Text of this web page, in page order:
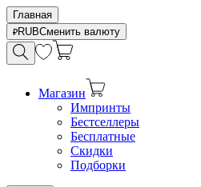
Главная
RUBСменить валюту
Магазин
Импринты
Бестселлеры
Бесплатные
Скидки
Подборки